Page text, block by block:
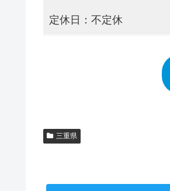
定休日：不定休
三重県